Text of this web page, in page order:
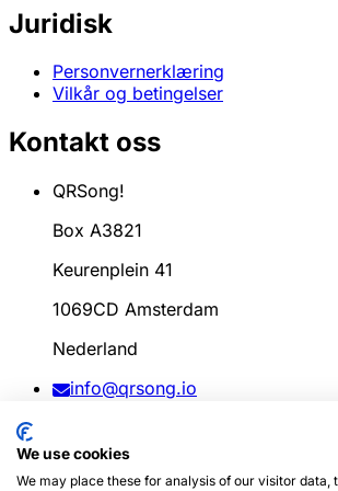
Juridisk
Personvernerklæring
Vilkår og betingelser
Kontakt oss
QRSong!
Box A3821
Keurenplein 41
1069CD Amsterdam
Nederland
info@qrsong.io
MVA: 8689.27.764.B.01
We use cookies
We may place these for analysis of our visitor